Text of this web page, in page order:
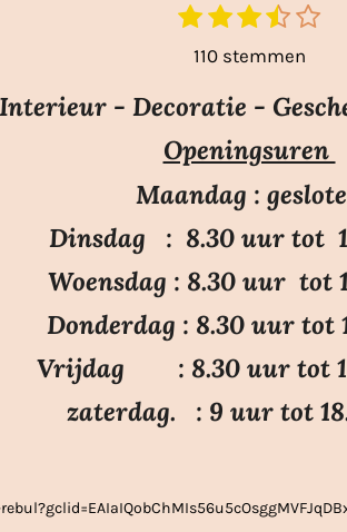
1
e
r
2
s
t
e
r
r
e
n
3
s
t
e
r
r
n
4
t
e
r
n
5
t
e
r
r
e
n
S
m
n
110 stemmen
- Decoratie -
Openingsuren
Maandag :
Dinsdag : 8.30 uur tot
Woensdag : 8.30 uur tot
Donderdag : 8.30 uur tot
Vrijdag : 8.30 uur tot
zaterdag. : 9 uur tot